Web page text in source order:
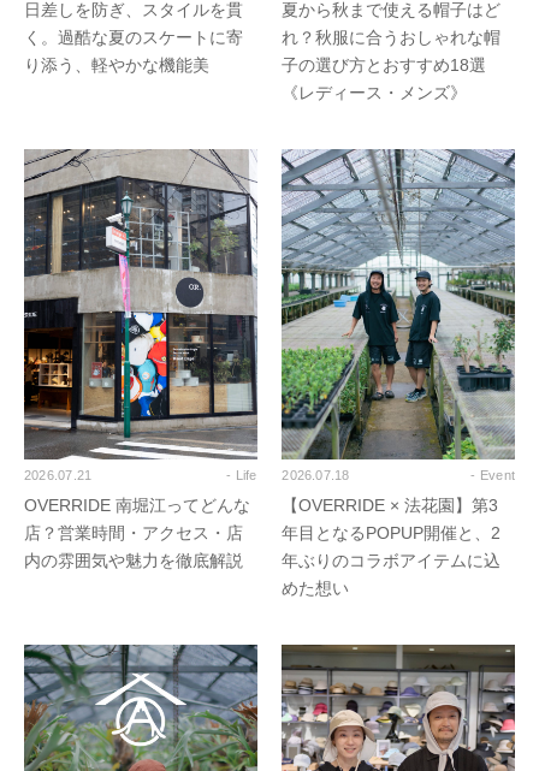
日差しを防ぎ、スタイルを貫
く。過酷な夏のスケートに寄
り添う、軽やかな機能美
夏から秋まで使える帽子はど
れ？秋服に合うおしゃれな帽
子の選び方とおすすめ18選
《レディース・メンズ》
2026.07.21 - Life
OVERRIDE 南堀江ってどんな
店？営業時間・アクセス・店
内の雰囲気や魅力を徹底解説
2026.07.18 - Event
【OVERRIDE × 法花園】第3
年目となるPOPUP開催と、2
年ぶりのコラボアイテムに込
めた想い